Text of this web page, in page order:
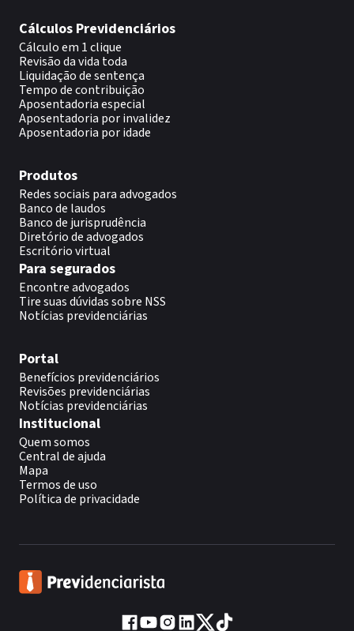
Cálculos Previdenciários
Cálculo em 1 clique
Revisão da vida toda
Liquidação de sentença
Tempo de contribuição
Aposentadoria especial
Aposentadoria por invalidez
Aposentadoria por idade
Produtos
Redes sociais para advogados
Banco de laudos
Banco de jurisprudência
Diretório de advogados
Escritório virtual
Para segurados
Encontre advogados
Tire suas dúvidas sobre NSS
Notícias previdenciárias
Portal
Benefícios previdenciários
Revisões previdenciárias
Notícias previdenciárias
Institucional
Quem somos
Central de ajuda
Mapa
Termos de uso
Política de privacidade